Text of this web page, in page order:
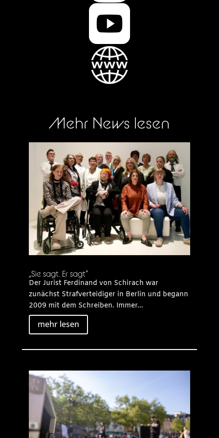

Mehr News lesen
„Sie sagt. Er sagt“
Der Jurist Ferdinand von Schirach war
zunächst Strafverteidiger in Berlin und begann
2009 mit dem Schreiben. Immer...
mehr lesen